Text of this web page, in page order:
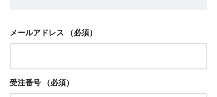
メールアドレス （必須）
受注番号 （必須）